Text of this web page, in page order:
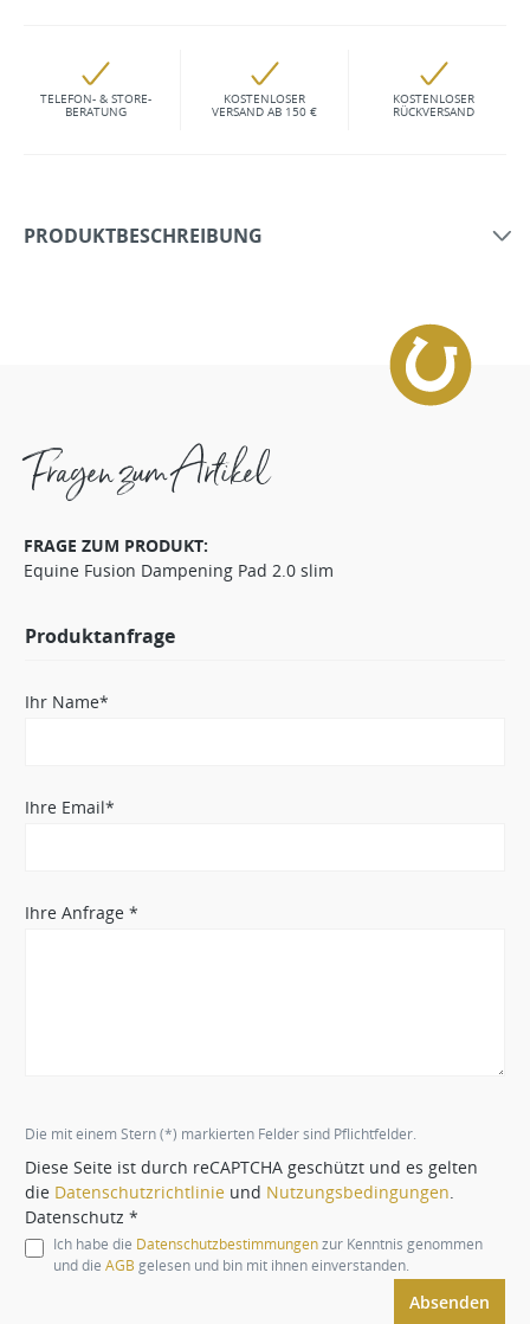
TELEFON- & STORE-
BERATUNG
KOSTENLOSER
VERSAND AB 150 €
KOSTENLOSER
RÜCKVERSAND
PRODUKTBESCHREIBUNG
Fragen zum Artikel
FRAGE ZUM PRODUKT:
Equine Fusion Dampening Pad 2.0 slim
Produktanfrage
Ihr Name*
Ihre Email*
Ihre Anfrage *
Die mit einem Stern (*) markierten Felder sind Pflichtfelder.
Diese Seite ist durch reCAPTCHA geschützt und es gelten
die Datenschutzrichtlinie und Nutzungsbedingungen
Datenschutz *
Ich habe die Datenschutzbestimmungenzur Kenntnis genommen
und die AGB gelesen und bin mit ihnen einverstanden.
Absenden